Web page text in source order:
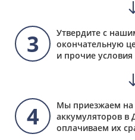
3
Утвердите с
окончательную
и прочие условия
4
Мы приезжаем на
аккумуляторов
оплачиваем их